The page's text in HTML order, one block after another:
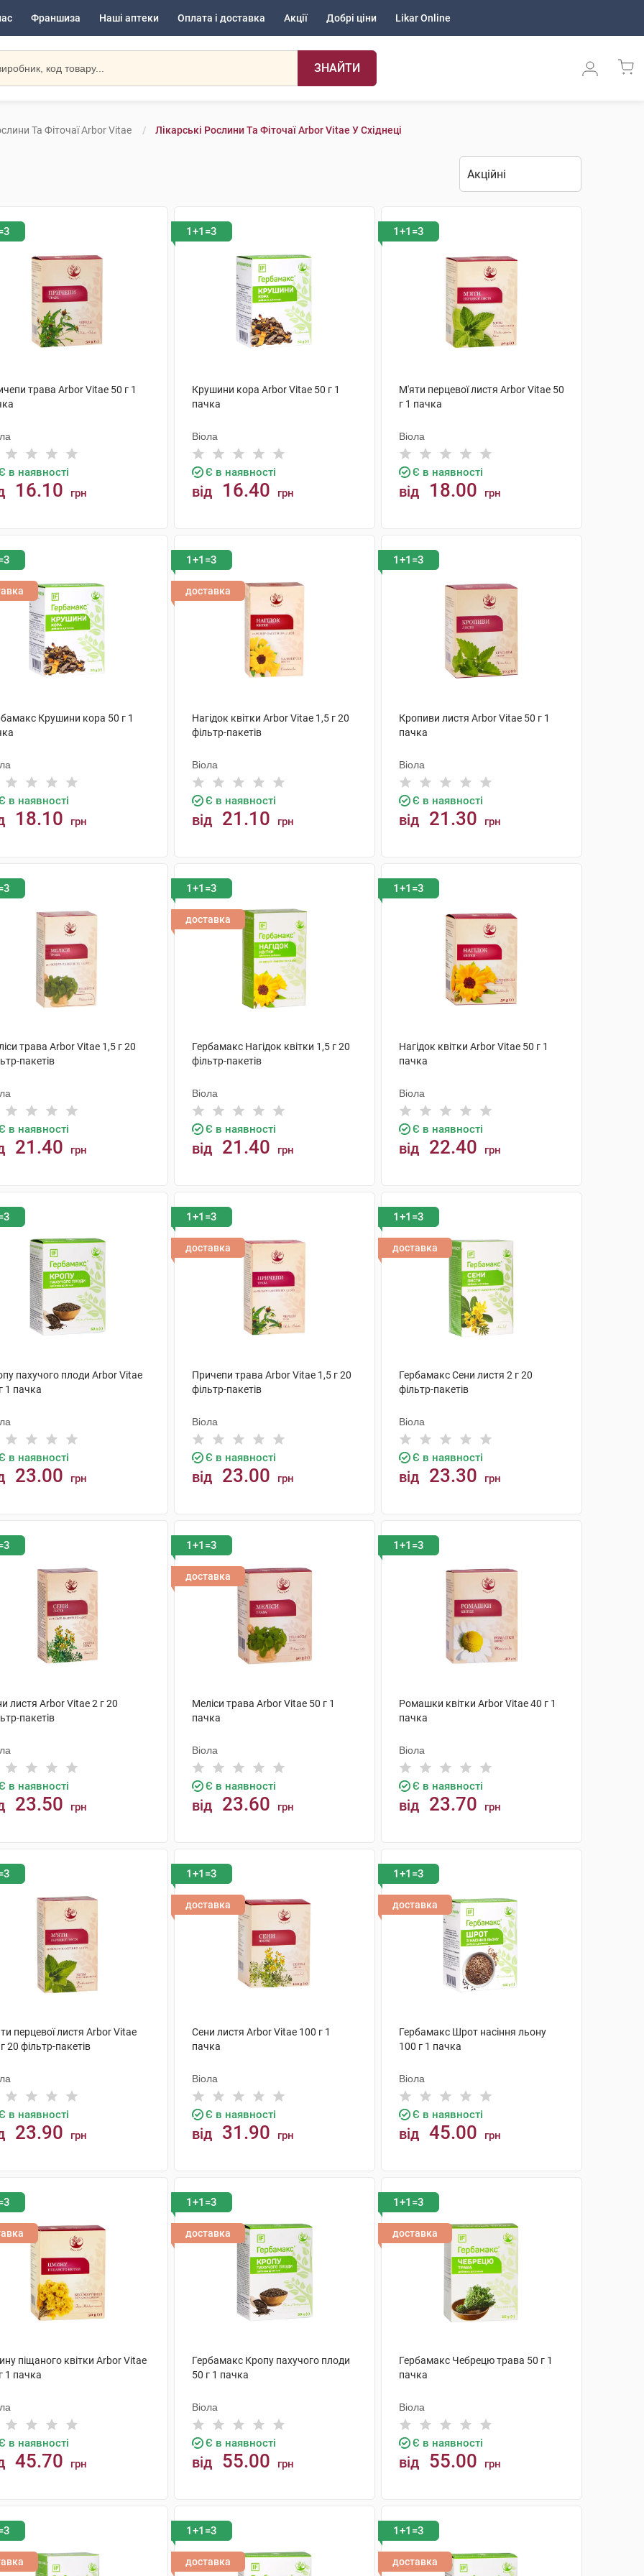
Франшиза Наші аптеки Оплата і доставка Акції Добрі ціни Likar Online
ЗНАЙТИ
Та Фіточаї Arbor Vitae Лікарські Рослини Та Фіточаї Arbor Vitae У Східнеці
трава Arbor Vitae 50 г 1
в наявності
16.10 грн
1+1=3
Крушини кора Arbor Vitae 50 г 1
пачка
Віола
Є в наявності
від 16.40 грн
1+1=3
М'яти перцевої листя Arbor Vitae 50
г 1 пачка
Віола
Є в наявності
від 18.00 грн
Крушини кора 50 г 1
в наявності
18.10 грн
1+1=3
доставка
Нагідок квітки Arbor Vitae 1,5 г 20
фільтр-пакетів
Віола
Є в наявності
від 21.10 грн
1+1=3
Кропиви листя Arbor Vitae 50 г 1
пачка
Віола
Є в наявності
від 21.30 грн
трава Arbor Vitae 1,5 г 20
пакетів
в наявності
21.40 грн
1+1=3
доставка
Гербамакс Нагідок квітки 1,5 г 20
фільтр-пакетів
Віола
Є в наявності
від 21.40 грн
1+1=3
Нагідок квітки Arbor Vitae 50 г 1
пачка
Віола
Є в наявності
від 22.40 грн
пахучого плоди Arbor Vitae
1 пачка
в наявності
23.00 грн
1+1=3
доставка
Причепи трава Arbor Vitae 1,5 г 20
фільтр-пакетів
Віола
Є в наявності
від 23.00 грн
1+1=3
доставка
Гербамакс Сени листя 2 г 20
фільтр-пакетів
Віола
Є в наявності
від 23.30 грн
листя Arbor Vitae 2 г 20
пакетів
в наявності
23.50 грн
1+1=3
доставка
Меліси трава Arbor Vitae 50 г 1
пачка
Віола
Є в наявності
від 23.60 грн
1+1=3
Ромашки квітки Arbor Vitae 40 г 1
пачка
Віола
Є в наявності
від 23.70 грн
перцевої листя Arbor Vitae
20 фільтр-пакетів
в наявності
23.90 грн
1+1=3
доставка
Сени листя Arbor Vitae 100 г 1
пачка
Віола
Є в наявності
від 31.90 грн
1+1=3
доставка
Гербамакс Шрот насіння льону
100 г 1 пачка
Віола
Є в наявності
від 45.00 грн
піщаного квітки Arbor Vitae
1 пачка
в наявності
45.70 грн
1+1=3
доставка
Гербамакс Кропу пахучого плоди
50 г 1 пачка
Віола
Є в наявності
від 55.00 грн
1+1=3
доставка
Гербамакс Чебрецю трава 50 г 1
пачка
Віола
Є в наявності
від 55.00 грн
1+1=3
доставка
1+1=3
доставка